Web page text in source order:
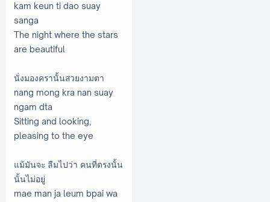
kam keun ti dao suay
sanga
The night where the stars
are beautiful
นั่งมองครานั้นสวยงามตา
nang mong kra nan suay
ngam dta
Sitting and looking,
pleasing to the eye
แม้มันจะ ลืมไปว่า คนที่ตรงนั้น
นั้นไม่อยู่
mae man ja leum bpai wa